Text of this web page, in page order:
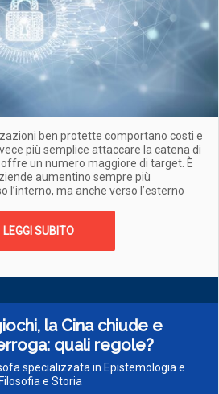
ben protette comportano costi e
più semplice attaccare la catena di
un numero maggiore di target. È
aumentino sempre più
l’interno, ma anche verso l’esterno
LEGGI SUBITO
la Cina chiude e
quali regole?
specializzata in Epistemologia e
e Storia